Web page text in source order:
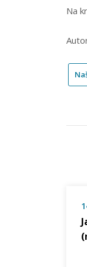
Na